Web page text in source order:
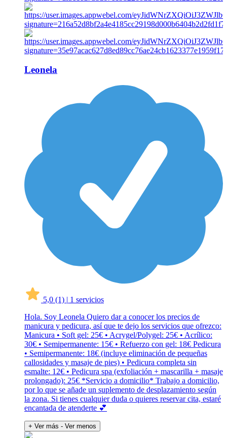
Leonela
5,0 (1) | 1 servicios
Hola. Soy Leonela Quiero dar a conocer los precios de
manicura y pedicura, así que te dejo los servicios que ofrezco:
Manicura • Soft gel: 25€ • Acrygel/Polygel: 25€ • Acrílico:
30€ • Semipermanente: 15€ • Refuerzo con gel: 18€ Pedicura
• Semipermanente: 18€ (incluye eliminación de pequeñas
callosidades y masaje de pies) • Pedicura completa sin
esmalte: 12€ • Pedicura spa (exfoliación + mascarilla + masaje
prolongado): 25€ *Servicio a domicilio* Trabajo a domicilio,
por lo que se añade un suplemento de desplazamiento según
la zona. Si tienes cualquier duda o quieres reservar cita, estaré
encantada de atenderte 💕
+ Ver más - Ver menos